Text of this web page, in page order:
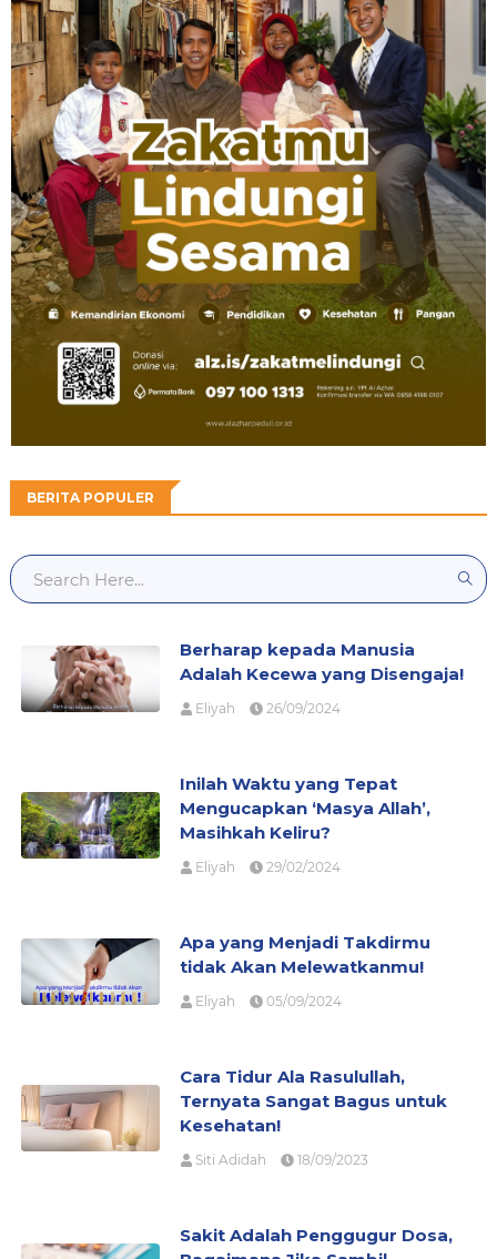
BERITA POPULER
Berharap kepada Manusia
Adalah Kecewa yang Disengaja!
Eliyah 26/09/2024
Inilah Waktu yang Tepat
Mengucapkan ‘Masya Allah’,
Masihkah Keliru?
Eliyah 29/02/2024
Apa yang Menjadi Takdirmu
tidak Akan Melewatkanmu!
Eliyah 05/09/2024
Cara Tidur Ala Rasulullah,
Ternyata Sangat Bagus untuk
Kesehatan!
Siti Adidah 18/09/2023
Sakit Adalah Penggugur Dosa,